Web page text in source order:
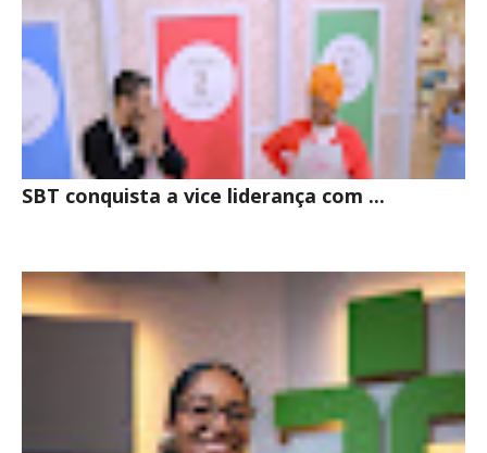
SBT conquista a vice liderança com ...